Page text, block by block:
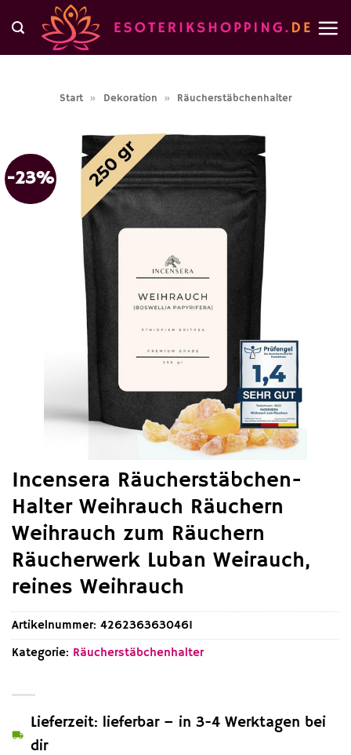
Inhalt
springen
Start » Dekoration » Räucherstäbchenhalter
-23%
Incensera Räucherstäbchen-
Halter Weihrauch Räuchern
Weihrauch zum Räuchern
Räucherwerk Luban Weirauch,
reines Weihrauch
Lieferzeit: lieferbar – in 3-4 Werktagen bei
dir
Artikelnummer: 4262363630461
Kategorie: Räucherstäbchenhalter